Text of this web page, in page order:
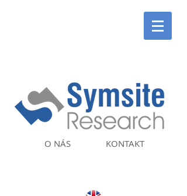
KONTAKT
O NÁS